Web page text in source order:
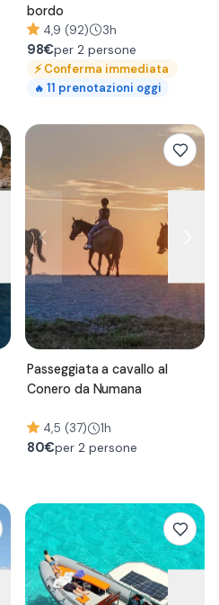
bordo
4,9 (92) 3h
98€per 2 persone
⚡Conferma immediata
🔥 11 prenotazioni oggi
Passeggiata a cavallo al
Conero da Numana
4,5 (37) 1h
80€per 2 persone